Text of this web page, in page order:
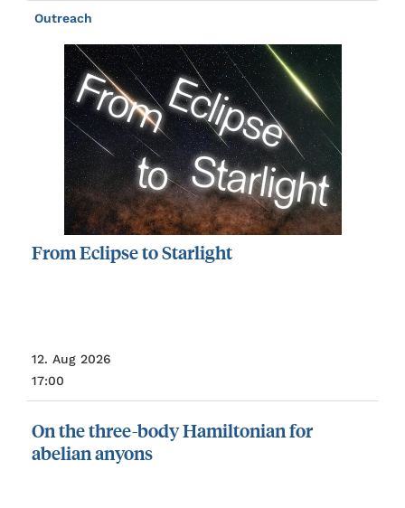
Outreach
FromEclipsetoStarlight
12. Aug 2026
17:00
Onthethree-bodyHamiltonianfor
abeliananyons